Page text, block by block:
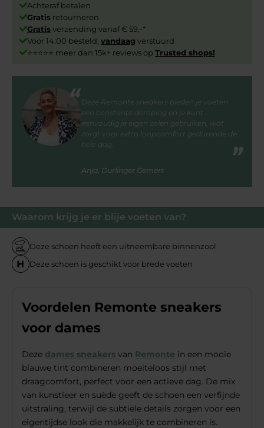
Waarom krijg je er blije voeten van?
Deze schoen heeft een uitneembare binnenzool
Deze schoen is geschikt voor brede voeten
Voordelen Remonte sneakers
voor dames
Deze dames sneakers van Remonte in een mooie
blauwe tint combineren moeiteloos stijl met
draagcomfort, perfect voor een actieve dag. De mix
van kunstleer en suède geeft de schoen een verfijnde
uitstraling, terwijl de subtiele details zorgen voor een
eigentijdse look die makkelijk te combineren is.
Achteraf betalen
Gratis retourneren
Gratisverzending vanaf € 59,-*
Voor 14:00 besteld, vandaag verstuurd
⭐⭐⭐⭐⭐ meer dan 15k+ reviews op Trusted shops!
Deze Remonte sneakers bieden je voeten
een constante demping en je kunt
eenvoudig je eigen zolen gebruiken, wat
zorgt voor extra loopcomfort gedurende de
hele dag.
Anja, Durlinger Gemert